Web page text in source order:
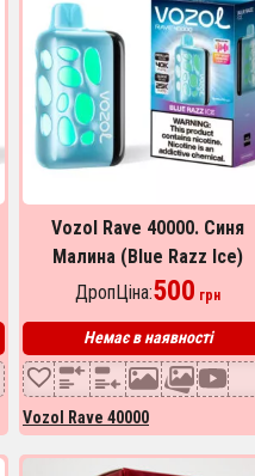
Vozol Rave 40000. Синя
Малина (Blue Razz Ice)
ДропЦіна:500 грн
Немає в наявності
Vozol Rave 40000